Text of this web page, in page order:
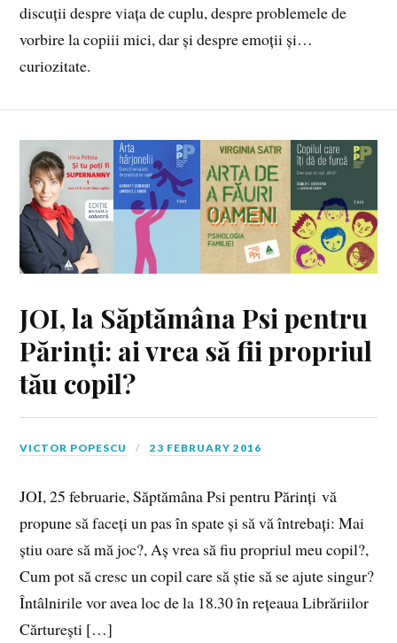
discuții despre viața de cuplu, despre problemele de
vorbire la copiii mici, dar și despre emoții și…
curiozitate.
JOI, la Săptămâna Psi pentru
Părinți: ai vrea să fii propriul
tău copil?
VICTOR POPESCU 23 FEBRUARY 2016
JOI, 25 februarie, Săptămâna Psi pentru Părinți vă
propune să faceți un pas în spate și să vă întrebați: Mai
știu oare să mă joc?, Aș vrea să fiu propriul meu copil?,
Cum pot să cresc un copil care să știe să se ajute singur?
Întâlnirile vor avea loc de la 18.30 în rețeaua Librăriilor
Cărturești […]